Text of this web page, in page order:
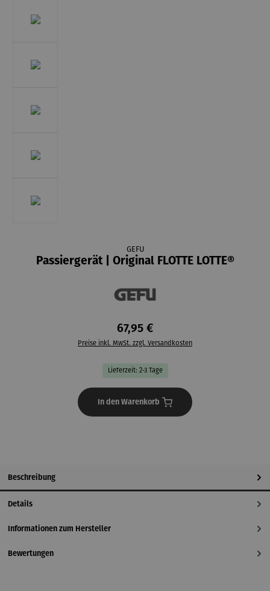
GEFU
Passiergerät | Original FLOTTE LOTTE®
67,95 €
Preise inkl. MwSt. zzgl. Versandkosten
Lieferzeit: 2-3 Tage
In den Warenkorb
Beschreibung
Details
Informationen zum Hersteller
Bewertungen